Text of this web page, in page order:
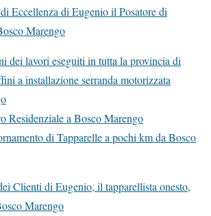
Eccellenza di Eugenio il Posatore di
Marengo
dei lavori eseguiti in tutta la provincia di
a installazione serranda motorizzata
Residenziale a Bosco Marengo
di Tapparelle a pochi km da Bosco
Clienti di Eugenio, il tapparellista onesto,
Marengo